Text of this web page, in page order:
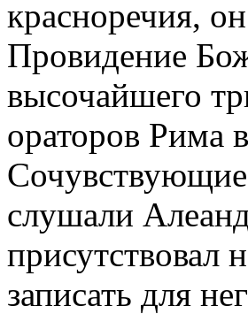
красноречия,
Провидение
высочайшего
ораторов Рима
Сочувствующие
слушали
присутствовал
записать для